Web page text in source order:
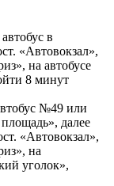
в
«Автовокзал»,
на автобусе
8 минут
№49 или
далее
«Автовокзал»,
на
уголок»,